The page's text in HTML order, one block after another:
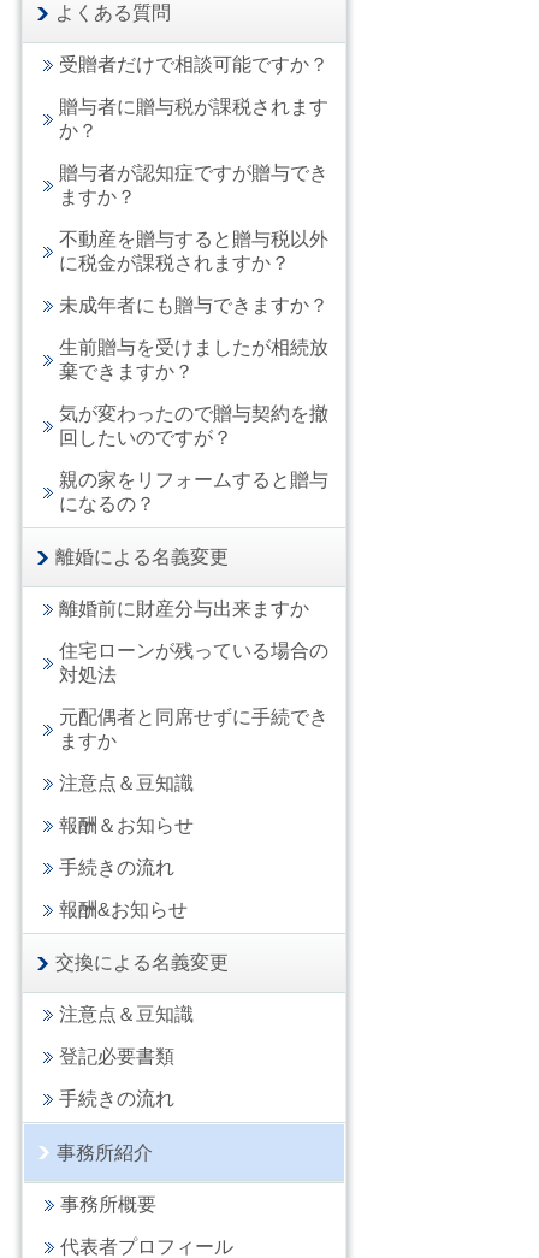
よくある質問
受贈者だけで相談可能ですか？
贈与者に贈与税が課税されます
か？
贈与者が認知症ですが贈与でき
ますか？
不動産を贈与すると贈与税以外
に税金が課税されますか？
未成年者にも贈与できますか？
生前贈与を受けましたが相続放
棄できますか？
気が変わったので贈与契約を撤
回したいのですが？
親の家をリフォームすると贈与
になるの？
離婚による名義変更
離婚前に財産分与出来ますか
住宅ローンが残っている場合の
対処法
元配偶者と同席せずに手続でき
ますか
注意点＆豆知識
報酬＆お知らせ
手続きの流れ
報酬&お知らせ
交換による名義変更
注意点＆豆知識
登記必要書類
手続きの流れ
事務所紹介
事務所概要
代表者プロフィール